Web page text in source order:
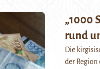
„1000
rund
Die
der